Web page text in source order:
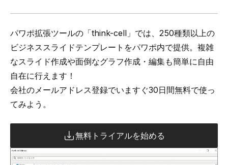
パワポ拡張ツールの「think-cell」では、 250種類以上の
ビジネススライドテンプレートをパワポ内で提供。複雑
なスライド作成や面倒なグラフ作成・編集も簡単に自由
自在に行えます！
会社のメールアドレス登録でいますぐ30日間無料で使っ
てみよう。
無料トライアルを始める